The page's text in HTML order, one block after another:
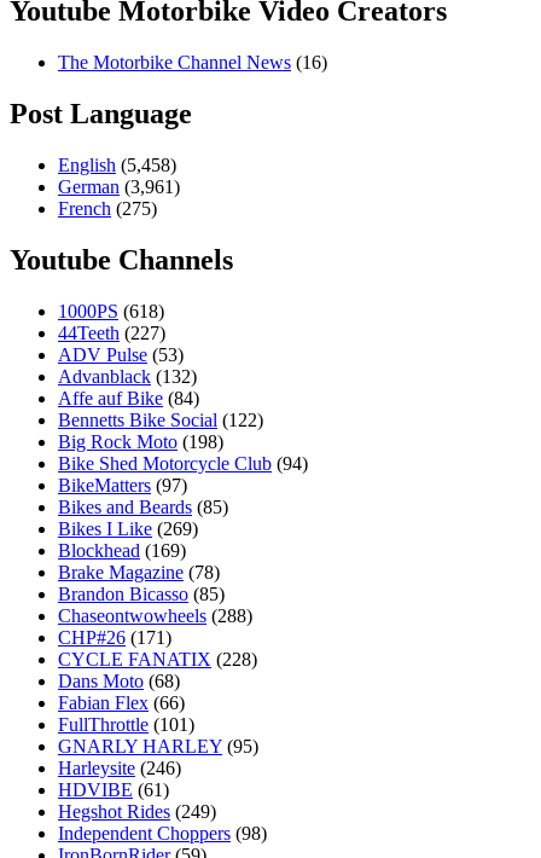
Youtube Motorbike Video Creators
The Motorbike Channel News (16)
Post Language
English (5,458)
German (3,961)
French (275)
Youtube Channels
1000PS (618)
44Teeth (227)
ADV Pulse (53)
Advanblack (132)
Affe auf Bike (84)
Bennetts Bike Social (122)
Big Rock Moto (198)
Bike Shed Motorcycle Club (94)
BikeMatters (97)
Bikes and Beards (85)
Bikes I Like (269)
Blockhead (169)
Brake Magazine (78)
Brandon Bicasso (85)
Chaseontwowheels (288)
CHP#26 (171)
CYCLE FANATIX (228)
Dans Moto (68)
Fabian Flex (66)
FullThrottle (101)
GNARLY HARLEY (95)
Harleysite (246)
HDVIBE (61)
Hegshot Rides (249)
Independent Choppers (98)